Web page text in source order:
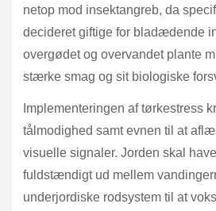
netop mod insektangreb, da
decideret giftige for bladædende
overgødet og overvandet plante
stærke smag og sit biologiske
Implementeringen af tørkestress
tålmodighed samt evnen til at
visuelle signaler. Jorden skal
fuldstændigt ud mellem
underjordiske rodsystem til at